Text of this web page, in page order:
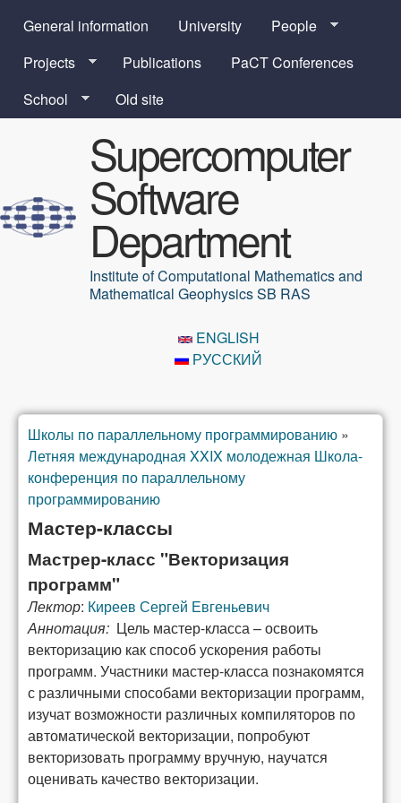
General information University
People
Projects
Publications
PaCT Conferences
School
Old site
Supercomputer
Software
Department
Institute of Computational Mathematics and
Mathematical Geophysics SB RAS
ENGLISH
РУССКИЙ
You are here
Школы по параллельному программированию »
Летняя международная XXIX молодежная Школа-
конференция по параллельному
программированию
Мастер-классы
Мастрер-класс "Векторизация
программ"
Лектор: Киреев Сергей Евгеньевич
Аннотация: Цель мастер-класса – освоить
векторизацию как способ ускорения работы
программ. Участники мастер-класса познакомятся
с различными способами векторизации программ,
изучат возможности различных компиляторов по
автоматической векторизации, попробуют
векторизовать программу вручную, научатся
оценивать качество векторизации.